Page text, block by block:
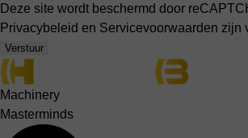
Deze site wordt beschermd door
Privacybeleid en Servicevoorwaarden zijn
Verstuur
Machinery
Masterminds